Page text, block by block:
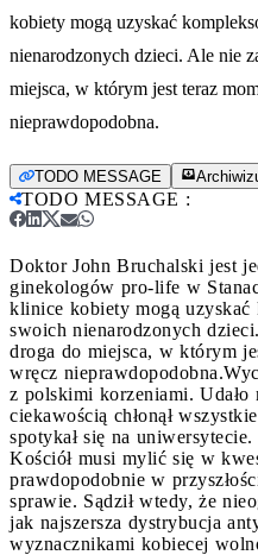
kobiety mogą uzyskać
nienarodzonych dzieci. Ale nie
miejsca, w którym jest teraz
nieprawdopodobna.
TODO MESSAGE
TODO MESSAGE :
Doktor John Bruchalski jest
ginekologów pro-life w
klinice kobiety mogą uzyskać
swoich nienarodzonych
droga do miejsca, w którym
wręcz nieprawdopodobna.
z polskimi korzeniami. Udało
ciekawością chłonął
spotykał się na
Kościół musi mylić się w
prawdopodobnie w
sprawie. Sądził wtedy, że
jak najszersza dystrybucja
wyznacznikami kobiecej